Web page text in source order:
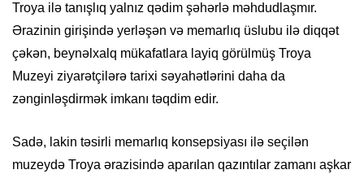
Troya ilə tanışlıq yalnız qədim şəhərlə məhdudlaşmır.
Ərazinin girişində yerləşən və memarlıq üslubu ilə diqqət
çəkən, beynəlxalq mükafatlara layiq görülmüş Troya
Muzeyi ziyarətçilərə tarixi səyahətlərini daha da
zənginləşdirmək imkanı təqdim edir.
Sadə, lakin təsirli memarlıq konsepsiyası ilə seçilən
muzeydə Troya ərazisində aparılan qazıntılar zamanı aşkar